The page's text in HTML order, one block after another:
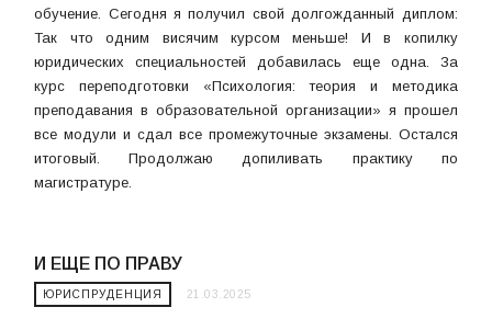
обучение. Сегодня я получил свой долгожданный диплом:
Так что одним висячим курсом меньше! И в копилку
юридических специальностей добавилась еще одна. За
курс переподготовки «Психология: теория и методика
преподавания в образовательной организации» я прошел
все модули и сдал все промежуточные экзамены. Остался
итоговый. Продолжаю допиливать практику по
магистратуре.
И ЕЩЕ ПО ПРАВУ
ЮРИСПРУДЕНЦИЯ 21.03.2025